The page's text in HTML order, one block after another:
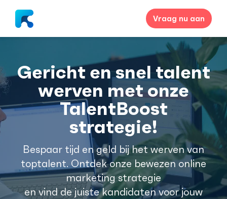
Vraag nu aan
Gericht en snel talent
werven met onze
TalentBoost
strategie!
Bespaar tijd en geld bij het werven van
toptalent. Ontdek onze bewezen online
marketing strategie
en vind de juiste kandidaten voor jouw